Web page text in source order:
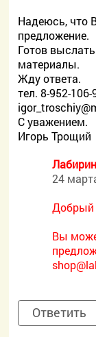
Надеюсь, что
предложение.
Готов
материалы.
Жду ответа.
тел. 8-952-106-
С уважением.
Игорь Трощий
24
Добрый
Вы
Ответить